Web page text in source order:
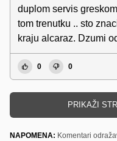
duplom servis
tom trenutku .. sto
kraju alcaraz. Dzumi
0 0
PRIKAŽI
NAPOMENA: Komentari